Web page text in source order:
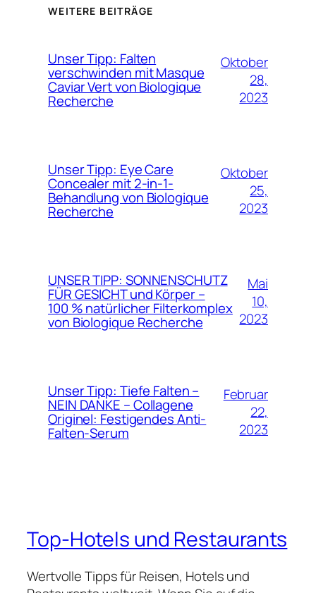
WEITERE BEITRÄGE
Unser Tipp: Falten
verschwinden mit Masque
Caviar Vert von Biologique
Recherche
Oktober
28,
2023
Unser Tipp: Eye Care
Concealer mit 2-in-1-
Behandlung von Biologique
Recherche
Oktober
25,
2023
UNSER TIPP: SONNENSCHUTZ
FÜR GESICHT und Körper –
100 % natürlicher Filterkomplex
von Biologique Recherche
Mai
10,
2023
Unser Tipp: Tiefe Falten –
NEIN DANKE – Collagene
Originel: Festigendes Anti-
Falten-Serum
Februar
22,
2023
Top-Hotels und Restaurants
Wertvolle Tipps für Reisen, Hotels und